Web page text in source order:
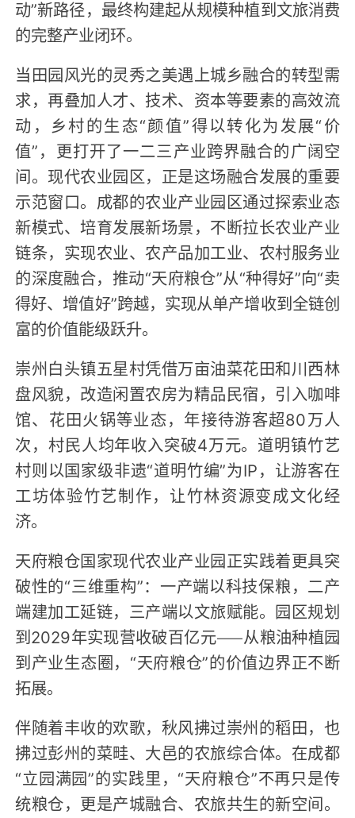
动”新路径，最终构建起从规模种植到文旅消费
的完整产业闭环。
当田园风光的灵秀之美遇上城乡融合的转型需
求，再叠加人才、技术、资本等要素的高效流
动，乡村的生态“颜值”得以转化为发展“价
值”，更打开了一二三产业跨界融合的广阔空
间。现代农业园区，正是这场融合发展的重要
示范窗口。成都的农业产业园区通过探索业态
新模式、培育发展新场景，不断拉长农业产业
链条，实现农业、农产品加工业、农村服务业
的深度融合，推动“天府粮仓”从“种得好”向“卖
得好、增值好”跨越，实现从单产增收到全链创
富的价值能级跃升。
崇州白头镇五星村凭借万亩油菜花田和川西林
盘风貌，改造闲置农房为精品民宿，引入咖啡
馆、花田火锅等业态，年接待游客超80万人
次，村民人均年收入突破4万元。道明镇竹艺
村则以国家级非遗“道明竹编”为IP，让游客在
工坊体验竹艺制作，让竹林资源变成文化经
济。
天府粮仓国家现代农业产业园正实践着更具突
破性的“三维重构”：一产端以科技保粮，二产
端建加工延链，三产端以文旅赋能。园区规划
到2029年实现营收破百亿元——从粮油种植园
到产业生态圈，“天府粮仓”的价值边界正不断
拓展。
伴随着丰收的欢歌，秋风拂过崇州的稻田，也
拂过彭州的菜畦、大邑的农旅综合体。在成都
“立园满园”的实践里，“天府粮仓”不再只是传
统粮仓，更是产城融合、农旅共生的新空间。